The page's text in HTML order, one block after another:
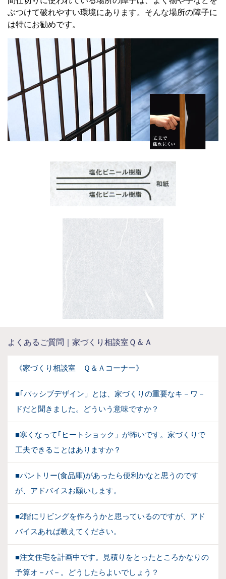
ぶつけて破れやすい環境にあります。そんな場所の障子に
は特にお勧めです。
よくあるご質問｜家づくり相談室Ｑ＆Ａ
《家づくり相談室 Ｑ＆Ａコーナー》
■｢パッシブデザイン」とは、家づくりの重要なキ－ワ－
ドだと聞きました。どういう意味ですか？
■寒くなって｢ヒートショック」が怖いです。家づくりで
工夫できることはありますか？
■パントリー(食品庫)があったら便利かなと思うのです
が、アドバイスお願いします。
■2階にリビングを作ろうかと思っているのですが、アド
バイスあれば教えてください。
■注文住宅を計画中です。見積りをとったところかなりの
予算オ－バ－。どうしたらよいでしょう？